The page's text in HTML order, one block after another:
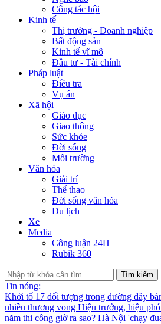
Công tác hội
Kinh tế
Thị trường - Doanh nghiệp
Bất động sản
Kinh tế vĩ mô
Đầu tư - Tài chính
Pháp luật
Điều tra
Vụ án
Xã hội
Giáo dục
Giao thông
Sức khỏe
Đời sống
Môi trường
Văn hóa
Giải trí
Thể thao
Đời sống văn hóa
Du lịch
Xe
Media
Công luận 24H
Rubik 360
Tìm kiếm
Tin nóng:
Khởi tố 17 đối tượng trong đường dây
nhiều thương vong Hiệu trưởng, hiệu
năm thi công giờ ra sao? Hà Nội 'chạy